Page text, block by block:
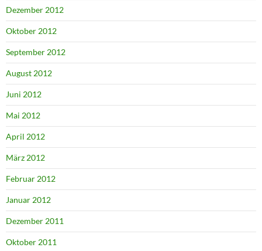
Dezember 2012
Oktober 2012
September 2012
August 2012
Juni 2012
Mai 2012
April 2012
März 2012
Februar 2012
Januar 2012
Dezember 2011
Oktober 2011